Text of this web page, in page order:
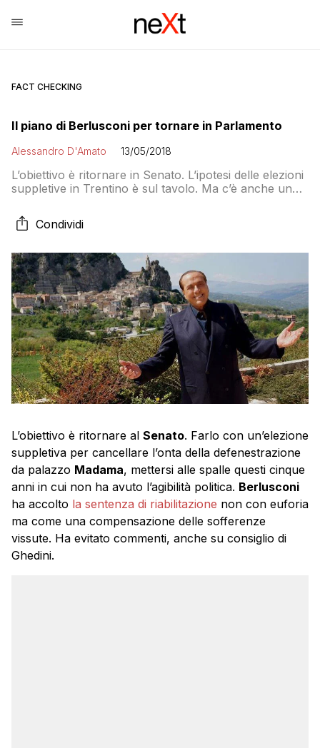
FACT CHECKING
Il piano di Berlusconi per tornare in Parlamento
Alessandro D'Amato 13/05/2018
L’obiettivo è ritornare in Senato. L’ipotesi delle elezioni
suppletive in Trentino è sul tavolo. Ma c’è anche un
sulle sue possibilità future. Ma lui è già sceso sul
sentiero di guerra. Contro il governo Lega-M5S
Condividi
L’obiettivo è ritornare al Senato. Farlo con un’elezione
suppletiva per cancellare l’onta della defenestrazione
da palazzo Madama, mettersi alle spalle questi cinque
anni in cui non ha avuto l’agibilità politica. Berlusconi
ha accolto la sentenza di riabilitazione non con euforia
ma come una compensazione delle sofferenze
vissute. Ha evitato commenti, anche su consiglio di
Ghedini.